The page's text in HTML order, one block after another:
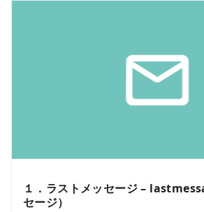
１．ラストメッセージ –
セージ）